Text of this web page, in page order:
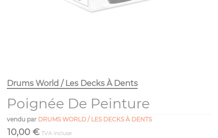
Drums World / Les Decks À Dents
Poignée De Peinture
vendu par DRUMS WORLD / LES DECKS À DENTS
10,00 € TVA incluse